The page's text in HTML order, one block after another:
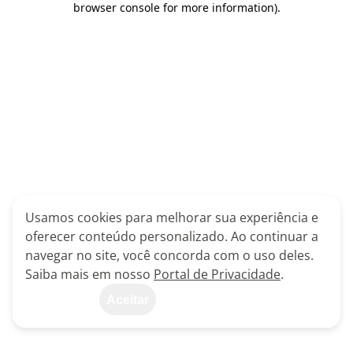
browser console for more information).
Usamos cookies para melhorar sua experiência e
oferecer conteúdo personalizado. Ao continuar a
navegar no site, você concorda com o uso deles.
Saiba mais em nosso Portal de Privacidade.